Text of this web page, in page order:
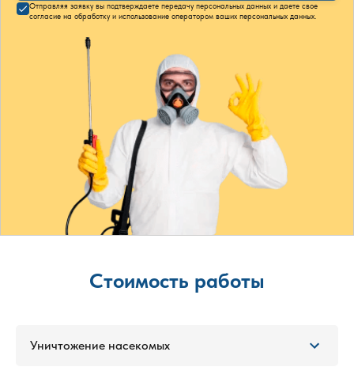
Отправляя заявку вы подтверждаете передачу персональных данных и даете свое
согласие на обработку и использование оператором ваших персональных данных.
Стоимость работы
Уничтожение насекомых